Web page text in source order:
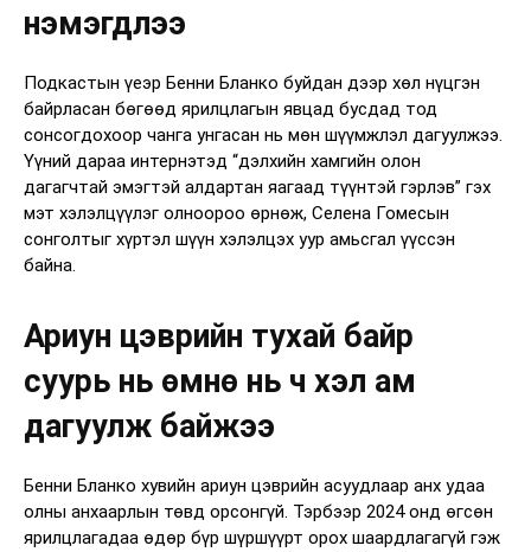
нэмэгдлээ
Подкастын үеэр Бенни Бланко буйдан дээр хөл нүцгэн
байрласан бөгөөд ярилцлагын явцад бусдад тод
сонсогдохоор чанга унгасан нь мөн шүүмжлэл дагуулжээ.
Үүний дараа интернэтэд “дэлхийн хамгийн олон
дагагчтай эмэгтэй алдартан яагаад түүнтэй гэрлэв” гэх
мэт хэлэлцүүлэг олноороо өрнөж, Селена Гомесын
сонголтыг хүртэл шүүн хэлэлцэх уур амьсгал үүссэн
байна.
Ариун цэврийн тухай байр
суурь нь өмнө нь ч хэл ам
дагуулж байжээ
Бенни Бланко хувийн ариун цэврийн асуудлаар анх удаа
олны анхаарлын төвд орсонгүй. Тэрбээр 2024 онд өгсөн
ярилцлагадаа өдөр бүр шүршүүрт орох шаардлагагүй гэж